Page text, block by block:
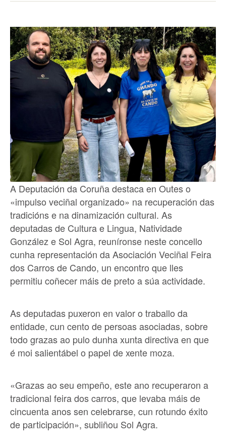
A Deputación da Coruña destaca en Outes o
«impulso veciñal organizado» na recuperación das
tradicións e na dinamización cultural. As
deputadas de Cultura e Lingua, Natividade
González e Sol Agra, reuníronse neste concello
cunha representación da Asociación Veciñal Feira
dos Carros de Cando, un encontro que lles
permitiu coñecer máis de preto a súa actividade.
As deputadas puxeron en valor o traballo da
entidade, cun cento de persoas asociadas, sobre
todo grazas ao pulo dunha xunta directiva en que
é moi salientábel o papel de xente moza.
«Grazas ao seu empeño, este ano recuperaron a
tradicional feira dos carros, que levaba máis de
cincuenta anos sen celebrarse, cun rotundo éxito
de participación», subliñou Sol Agra.